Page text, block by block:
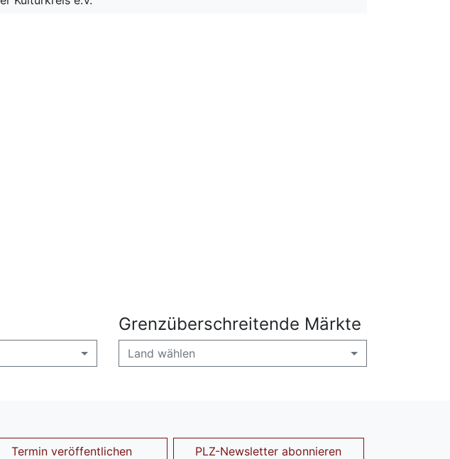
Grenzüberschreitende Märkte
Land wählen
Termin veröffentlichen PLZ-Newsletter abonnieren